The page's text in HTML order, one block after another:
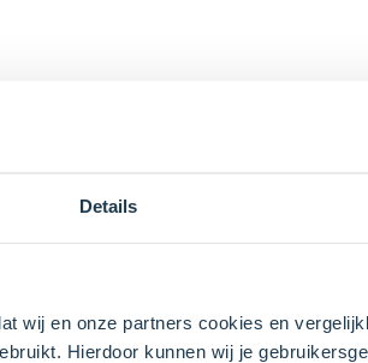
Details
wij en onze partners cookies en
Hierdoor kunnen wij je